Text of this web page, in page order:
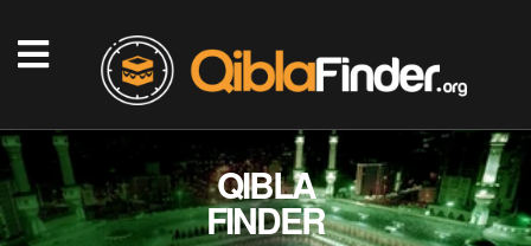
QIBLA
FINDER